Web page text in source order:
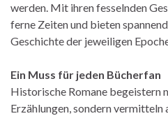
werden. Mit ihren fesselnden
ferne Zeiten und bieten
Geschichte der jeweiligen
Ein Muss für jeden Bücherfan
Historische Romane begeistern
Erzählungen, sondern vermitteln